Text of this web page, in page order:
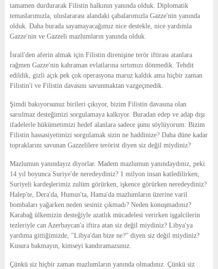
tamamen durdurarak Filistin halkının yanında olduk. Diplomatik
temaslarımızla, uluslararası alandaki çabalarımızla Gazze'nin yanında
olduk. Daha burada sayamayacağımız nice destekle, nice yardımla
Gazze'nin ve Gazzeli mazlumların yanında olduk.
İsrail'den aferin almak için Filistin direnişine terör iftirası atanlara
rağmen Gazze'nin kahraman evlatlarına sırtımızı dönmedik. Tehdit
edildik, gizli açık pek çok operasyona maruz kaldık ama hiçbir zaman
Filistin'i ve Filistin davasını savunmaktan vazgeçmedik.
Şimdi bakıyorsunuz birileri çıkıyor, bizim Filistin davasına olan
sarsılmaz desteğimizi sorgulamaya kalkıyor. Buradan edep ve adap dışı
ifadelerle hükümetimizi hedef alanlara sadece şunu söylüyorum: Bizim
Filistin hassasiyetimizi sorgulamak sizin ne haddinize? Daha düne kadar
topraklarını savunan Gazzelilere terörist diyen siz değil miydiniz?
Mazlumun yanındayız diyorlar. Madem mazlumun yanındaydınız, peki
14 yıl boyunca Suriye'de neredeydiniz? 1 milyon insan katledilirken,
Suriyeli kardeşlerimiz zulüm görürken, işkence görürken neredeydiniz?
Halep'te, Dera'da, Humus'ta, Hama'da mazlumların üzerine varil
bombaları yağarken neden sesiniz çıkmadı? Neden konuşmadınız?
Karabağ ülkemizin desteğiyle azatlık mücadelesi verirken işgalcilerin
tezleriyle can Azerbaycan'a iftira atan siz değil miydiniz? Libya'ya
yardıma gittiğimizde, "Libya'dan bize ne?" diyen siz değil miydiniz?
Kusura bakmayın, kimseyi kandıramazsınız.
Çünkü siz hiçbir zaman mazlumların yanında olmadınız. Çünkü siz